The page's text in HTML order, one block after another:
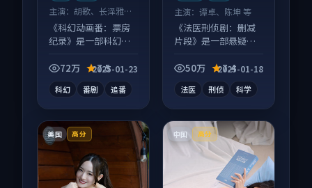
主演： 胡歌、长泽雅美
等
《科幻动画番：票房
纪录》是一部科幻向
端观看，细节更丰
72万 7.5
2025-01-23
科幻 番剧 追番
主演：谭卓、陈坤 等
《法医刑侦剧：删减
片段》是一部悬疑向
系层层推进，尾声常
50万 7.4
2025-01-18
法医 刑侦 科学
美国 高分 中国 高分